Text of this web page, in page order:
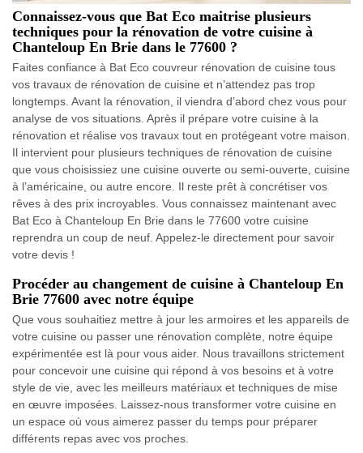
Connaissez-vous que Bat Eco maitrise plusieurs
techniques pour la rénovation de votre cuisine à
Chanteloup En Brie dans le 77600 ?
Faites confiance à Bat Eco couvreur rénovation de cuisine tous
vos travaux de rénovation de cuisine et n’attendez pas trop
longtemps. Avant la rénovation, il viendra d’abord chez vous pour
analyse de vos situations. Après il prépare votre cuisine à la
rénovation et réalise vos travaux tout en protégeant votre maison.
Il intervient pour plusieurs techniques de rénovation de cuisine
que vous choisissiez une cuisine ouverte ou semi-ouverte, cuisine
à l’américaine, ou autre encore. Il reste prêt à concrétiser vos
rêves à des prix incroyables. Vous connaissez maintenant avec
Bat Eco à Chanteloup En Brie dans le 77600 votre cuisine
reprendra un coup de neuf. Appelez-le directement pour savoir
votre devis !
Procéder au changement de cuisine à Chanteloup En
Brie 77600 avec notre équipe
Que vous souhaitiez mettre à jour les armoires et les appareils de
votre cuisine ou passer une rénovation complète, notre équipe
expérimentée est là pour vous aider. Nous travaillons strictement
pour concevoir une cuisine qui répond à vos besoins et à votre
style de vie, avec les meilleurs matériaux et techniques de mise
en œuvre imposées. Laissez-nous transformer votre cuisine en
un espace où vous aimerez passer du temps pour préparer
différents repas avec vos proches.